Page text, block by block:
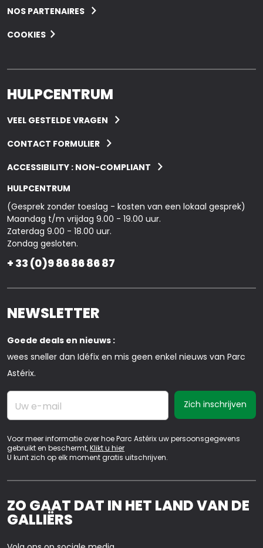
NOS PARTENAIRES
COOKIES
HULPCENTRUM
VEEL GESTELDE VRAGEN
CONTACT FORMULIER
ACCESSIBILITY : NON-COMPLIANT
HULPCENTRUM
(Gesprek zonder toeslag - kosten van een lokaal gesprek)
Maandag t/m vrijdag 9.00 - 19.00 uur.
Zaterdag 9.00 - 18.00 uur.
Zondag gesloten.
+ 33 (0)9 86 86 86 87
ZO GAAT DAT IN HET LAND VAN DE
GALLIËRS
NEWSLETTER
Goede deals en nieuws :
wees sneller dan Idéfix en mis geen enkel nieuws van Parc
Astérix.
Uw e-mail
Voor meer informatie over hoe Parc Astérix uw persoonsgegevens
gebruikt en beschermt,Klikt u hier
U kunt zich op elk moment gratis uitschrijven.